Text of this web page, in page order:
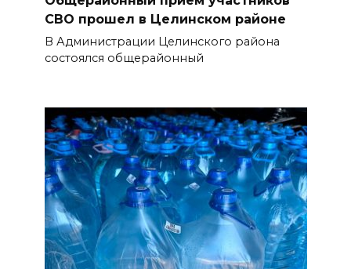
СВО прошел в Целинском районе
В Администрации Целинского района
состоялся общерайонный